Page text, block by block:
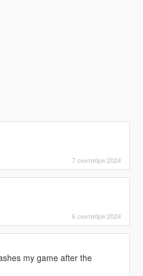
7 сентября 2024
6 сентября 2024
my game after the